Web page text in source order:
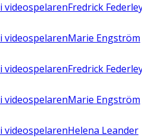
i videospelarenFredrick
i videospelarenMarie Engström
i videospelarenFredrick
i videospelarenMarie Engström
i videospelarenHelena Leander